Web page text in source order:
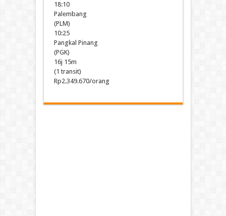
18:10
Palembang
(PLM)
10:25
Pangkal Pinang
(PGK)
16j 15m
(1 transit)
Rp2.349.670/orang